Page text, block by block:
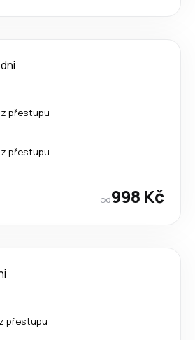
přestupu
přestupu
od998 Kč
přestupu